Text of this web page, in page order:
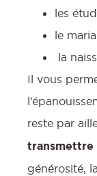
les
le
la
Il vous
reste par
transmettre
générosité,